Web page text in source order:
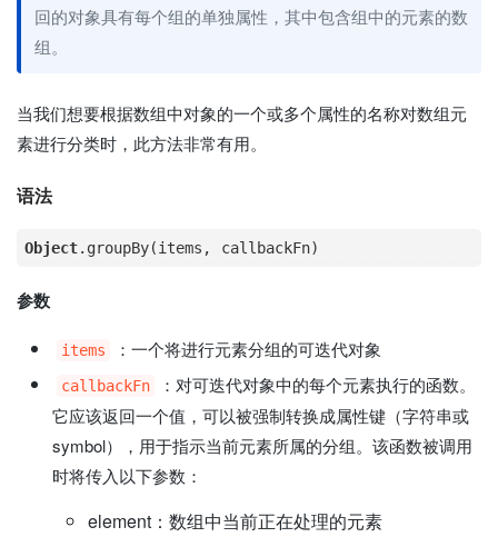
回的对象具有每个组的单独属性，其中包含组中的元素的数
组。
当我们想要根据数组中对象的一个或多个属性的名称对数组元
素进行分类时，此方法非常有用。
语法
Object.groupBy
参数
items ：一个将进行元素分组的可迭代对象
callbackFn
：对可迭代对象中的每个元素执行的函数。
它应该返回一个值，可以被强制转换成属性键（字符串或
symbol），用于指示当前元素所属的分组。该函数被调用
时将传入以下参数：
element：数组中当前正在处理的元素